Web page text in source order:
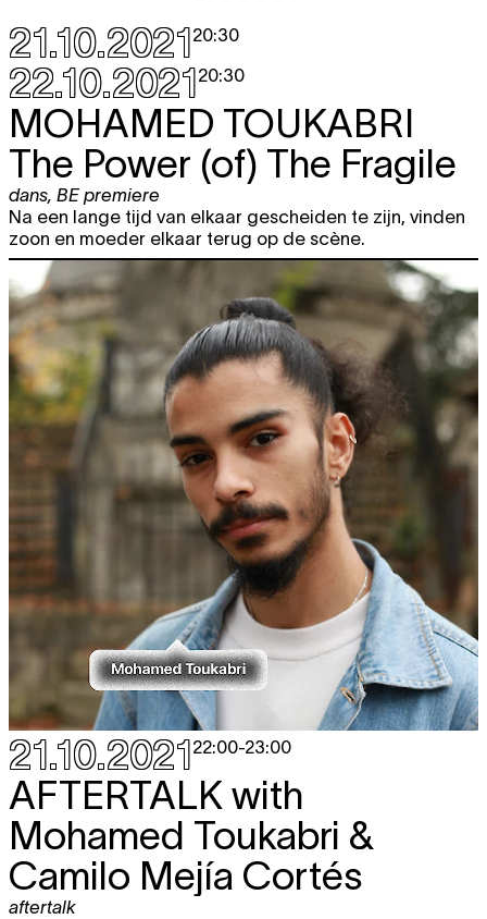
21.10.202120:30
22.10.202120:30
MOHAMED TOUKABRI
The Power (of) The Fragile
dans, BE premiere
Na een lange tijd van elkaar gescheiden te zijn, vinden
zoon en moeder elkaar terug op de scène.
21.10.202122:00-23:00
AFTERTALK with
Mohamed Toukabri &
Camilo Mejía Cortés
aftertalk